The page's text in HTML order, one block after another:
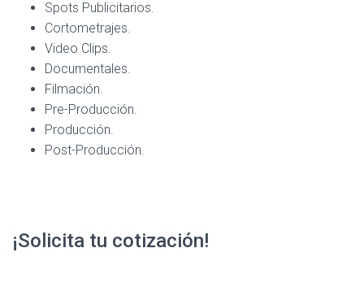
Spots Publicitarios.
Cortometrajes.
Video Clips.
Documentales.
Filmación.
Pre-Producción.
Producción.
Post-Producción.
¡Solicita tu cotización!